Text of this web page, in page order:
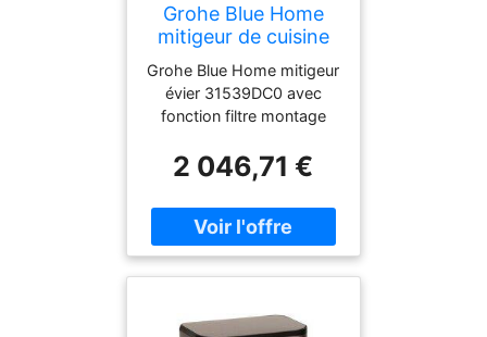
Grohe Blue Home
mitigeur de cuisine
31539DC0
Supersteel, kit de
démarrage bec en L,
bec mousseur
coulissant
Grohe Blue Home mitigeur
évier 31539DC0 avec
fonction filtre montage
poussoirs pour 3 types
d'eau en bouteille filtrée et
réfrigérée calme moyen
pétillant Surface StarLight
Cartouche céramique
SilkMove 28 mm bec de
pivotement 150°
2 046,71 €